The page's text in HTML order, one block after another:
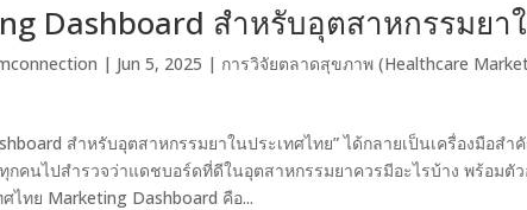
Dashboard สำหรับอุตสาหกรรมยา
| Jun 5, 2025 | การวิจัยตลาดสุขภาพ (Healthcare
สำหรับอุตสาหกรรมยาในประเทศไทย” ได้กลายเป็นเครื่องมือ
คนไปสำรวจว่าแดชบอร์ดที่ดีในอุตสาหกรรมยาควรมีอะไรบ้าง พร้อมตั
ไทย Marketing Dashboard คือ...